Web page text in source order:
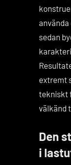
använda
sedan
extremt
tekniskt
välkänd
Den
i